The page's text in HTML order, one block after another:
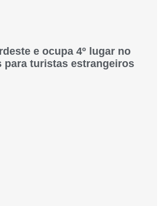
e ocupa 4º lugar no
para turistas estrangeiros